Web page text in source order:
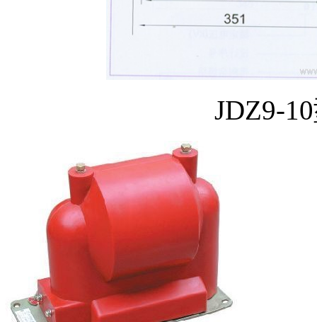
JDZ9-